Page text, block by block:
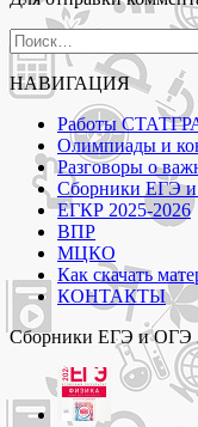
Найти:
НАВИГАЦИЯ
Работы
Олимпиады и
Разговоры о
Сборники ЕГЭ
ЕГКР 2025-2026
ВПР
МЦКО
Как скачать
КОНТАКТЫ
Сборники ЕГЭ и ОГЭ